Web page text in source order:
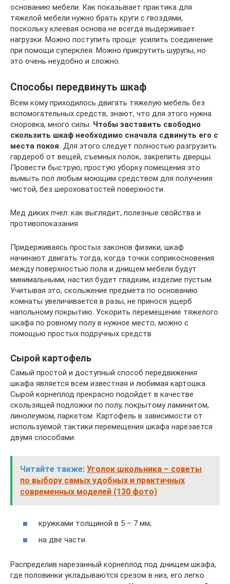
основанию мебели. Как показывает практика для
тяжелой мебели нужно брать круги с гвоздями,
поскольку клеевая основа не всегда выдерживает
нагрузки. Можно поступить проще: усилить соединение
при помощи суперклея. Можно прикрутить шурупы, но
это очень неудобно и сложно.
Способы передвинуть шкаф
Всем кому приходилось двигать тяжелую мебель без
вспомогательных средств, знают, что для этого нужна
сноровка, много силы. Чтобы заставить свободно
скользить шкаф необходимо сначала сдвинуть его с
места покоя. Для этого следует полностью разгрузить
гардероб от вещей, съемных полок, закрепить дверцы.
Провести быструю, простую уборку помещения это
вымыть пол любым моющим средством для получения
чистой, без шероховатостей поверхности.
Мед диких пчел: как выглядит, полезные свойства и
противопоказания
Придерживаясь простых законов физики, шкаф
начинают двигать тогда, когда точки соприкосновения
между поверхностью пола и днищем мебели будут
минимальными, настил будет гладким, изделие пустым.
Учитывая это, скольжение предмета по основанию
комнаты увеличивается в разы, не принося ущерб
напольному покрытию. Ускорить перемещение тяжелого
шкафа по ровному полу в нужное место, можно с
помощью простых подручных средств.
Сырой картофель
Самый простой и доступный способ передвижения
шкафа является всем известная и любимая картошка.
Сырой корнеплод прекрасно подойдет в качестве
скользящей подложки по полу, покрытому ламинитом,
линолеумом, паркетом. Картофель в зависимости от
используемой тактики перемещения шкафа нарезается
двумя способами:
Читайте также: Уголок школьника – советы
по выбору самых удобных и практичных
современных моделей (130 фото)
кружками толщиной в 5 – 7 мм;
на две части.
Распределив нарезанный корнеплод под днищем шкафа,
где половинки укладываются срезом в низ, его легко